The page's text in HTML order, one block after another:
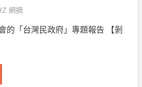
網摘
的「台灣民政府」專題報告 【剝